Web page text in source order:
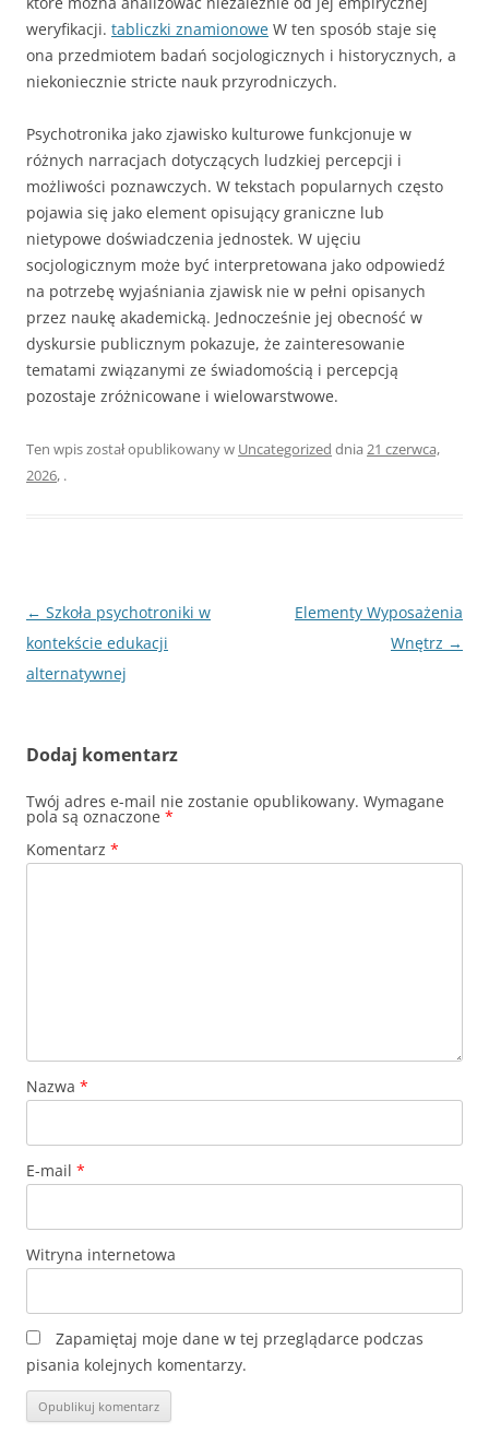
weryfikacji. tabliczki znamionowe W ten sposób staje się
ona przedmiotem badań socjologicznych i historycznych, a
niekoniecznie stricte nauk przyrodniczych.
Psychotronika jako zjawisko kulturowe funkcjonuje w
różnych narracjach dotyczących ludzkiej percepcji i
możliwości poznawczych. W tekstach popularnych często
pojawia się jako element opisujący graniczne lub
nietypowe doświadczenia jednostek. W ujęciu
socjologicznym może być interpretowana jako odpowiedź
na potrzebę wyjaśniania zjawisk nie w pełni opisanych
przez naukę akademicką. Jednocześnie jej obecność w
dyskursie publicznym pokazuje, że zainteresowanie
tematami związanymi ze świadomością i percepcją
pozostaje zróżnicowane i wielowarstwowe.
Ten wpis został opublikowany w Uncategorized dnia 21 czerwca,
2026, .
Nawigacja
wpisu
← Szkoła psychotroniki w
kontekście edukacji
alternatywnej
Elementy Wyposażenia
Wnętrz →
Dodaj komentarz
Twój adres e-mail nie zostanie opublikowany. Wymagane
pola są oznaczone *
Komentarz *
Nazwa *
E-mail *
Witryna internetowa
Zapamiętaj moje dane w tej przeglądarce podczas
pisania kolejnych komentarzy.